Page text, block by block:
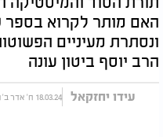
האם מותר לקרוא
ונסתרת מעיניים
הרב יוסף ביטון עונה
עידו יחזקאל 18.03.24 ח' אדר ב' התשפ"ד